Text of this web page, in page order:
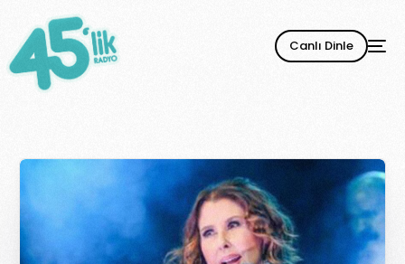
Canlı Dinle